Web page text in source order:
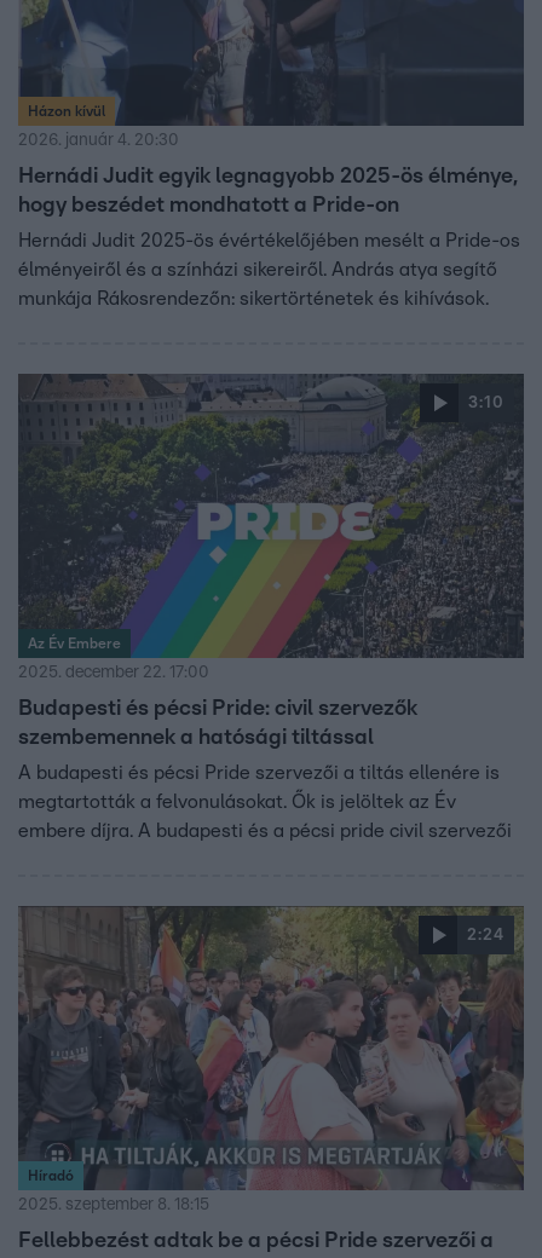
Házon kívül
2026. január 4. 20:30
Hernádi Judit egyik legnagyobb 2025-ös élménye,
hogy beszédet mondhatott a Pride-on
Hernádi Judit 2025-ös évértékelőjében mesélt a Pride-os
élményeiről és a színházi sikereiről. András atya segítő
munkája Rákosrendezőn: sikertörténetek és kihívások.
3:10
Az Év Embere
2025. december 22. 17:00
Budapesti és pécsi Pride: civil szervezők
szembemennek a hatósági tiltással
A budapesti és pécsi Pride szervezői a tiltás ellenére is
megtartották a felvonulásokat. Ők is jelöltek az Év
embere díjra. A budapesti és a pécsi pride civil szervezői
2:24
Híradó
2025. szeptember 8. 18:15
Fellebbezést adtak be a pécsi Pride szervezői a